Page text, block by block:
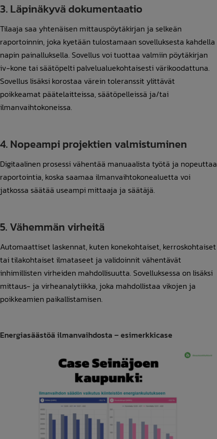
3. Läpinäkyvä dokumentaatio
Tilaaja saa yhtenäisen mittauspöytäkirjan ja selkeän
raportoinnin, joka kyetään tulostamaan sovelluksesta kahdella
napin painalluksella. Sovellus voi tuottaa valmiin pöytäkirjan
iv-kone tai säätöpelti palvelualuekohtaisesti värikoodattuna.
Sovellus lisäksi korostaa värein toleranssit ylittävät
poikkeamat päätelaitteissa, säätöpelleissä ja/tai
ilmanvaihtokoneissa.
4. Nopeampi projektien valmistuminen
Digitaalinen prosessi vähentää manuaalista työtä ja nopeuttaa
raportointia, koska saamaa ilmanvaihtokonealuetta voi
jatkossa säätää useampi mittaaja ja säätäjä.
5. Vähemmän virheitä
Automaattiset laskennat, kuten konekohtaiset, kerroskohtaiset
tai tilakohtaiset ilmataseet ja validoinnit vähentävät
inhimillisten virheiden mahdollisuutta. Sovelluksessa on lisäksi
mittaus- ja virheanalytiikka, joka mahdollistaa vikojen ja
poikkeamien paikallistamisen.
Energiasäästöä ilmanvaihdosta – esimerkkicase